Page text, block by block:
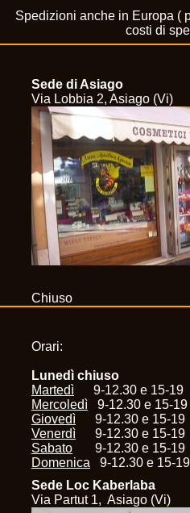
Spedizioni anche in Europa (
costi di
Sede di Asiago
Via Lobbia 2, Asiago (Vi)
Chiuso
Orari:
Lunedì chiuso
Martedì 9-12.30 e 15-19
Mercoledì 9-12.30 e 15-19
Giovedì 9-12.30 e 15-19
Venerdì 9-12.30 e 15-19
Sabato 9-12.30 e 15-19
Domenica 9-12.30 e 15-19
Sede Loc Kaberlaba
Via Partut 1, Asiago (Vi)